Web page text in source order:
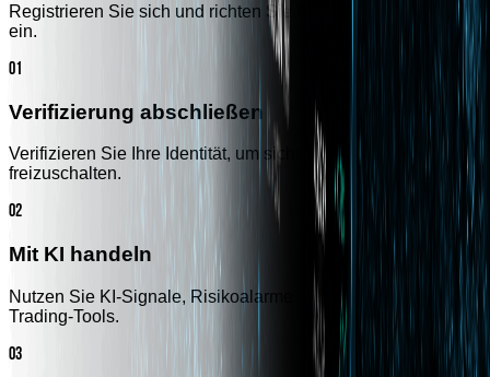
Registrieren Sie sich und richten Sie Ihr Aivora-Trading-Konto
ein.
01
Verifizierung abschließen
Verifizieren Sie Ihre Identität, um sicheren Handelszugang
freizuschalten.
02
Mit KI handeln
Nutzen Sie KI-Signale, Risikoalarme und intelligentere
Trading-Tools.
03